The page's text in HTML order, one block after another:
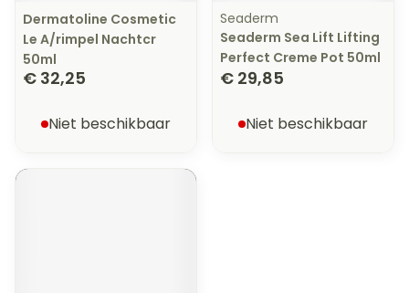
Dermatoline Cosmetic
Le A/rimpel Nachtcr
50ml
€ 32,25
Niet beschikbaar
Seaderm
Seaderm Sea Lift Lifting
Perfect Creme Pot 50ml
€ 29,85
Niet beschikbaar